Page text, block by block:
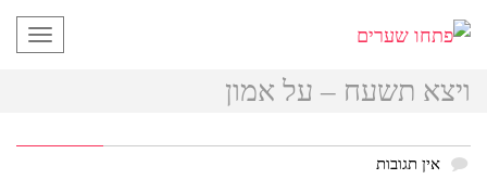
ויצא תשעח – על אמון
אין תגובות